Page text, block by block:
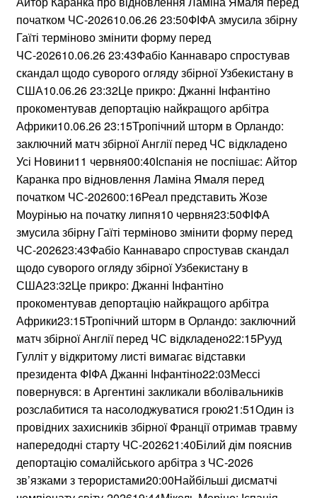
початком ЧС-202610.06.26 23:50ФІФА змусила збірну
Гаїті терміново змінити форму перед
ЧС-202610.06.26 23:43Фабіо Каннаваро спростував
скандал щодо суворого огляду збірної Узбекистану в
США10.06.26 23:32Це прикро: Джанні Інфантіно
прокоментував депортацію найкращого арбітра
Африки10.06.26 23:15Тропічний шторм в Орландо:
заключний матч збірної Англії перед ЧС відкладено
Усі Новини11 червня00:40Іспанія не поспішає: Айтор
Каранка про відновлення Ламіна Ямаля перед
початком ЧС-202600:16Реал представить Жозе
Моурінью на початку липня10 червня23:50ФІФА
змусила збірну Гаїті терміново змінити форму перед
ЧС-202623:43Фабіо Каннаваро спростував скандал
щодо суворого огляду збірної Узбекистану в
США23:32Це прикро: Джанні Інфантіно
прокоментував депортацію найкращого арбітра
Африки23:15Тропічний шторм в Орландо: заключний
матч збірної Англії перед ЧС відкладено22:15Рууд
Гулліт у відкритому листі вимагає відставки
президента ФІФА Джанні Інфантіно22:03Мессі
повернувся: в Аргентині закликали вболівальників
розслабитися та насолоджуватися грою21:51Один із
провідних захисників збірної Франції отримав травму
напередодні старту ЧС-202621:40Білий дім пояснив
депортацію сомалійського арбітра з ЧС-2026
зв’язками з терористами20:00Найбільші дисматчі